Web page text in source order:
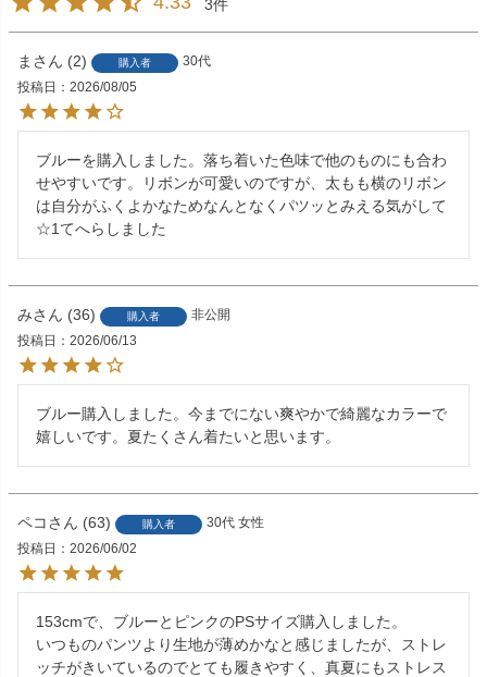
3
ま 2 購入者
30代
投稿日
2026/08/05
ブルーを購入しました。落ち着いた色味で他のものにも合わ
せやすいです。リボンが可愛いのですが、太もも横のリボン
は自分がふくよかなためなんとなくパツッとみえる気がして
☆1てへらしました
み 36 購入者
非公開
投稿日
2026/06/13
ブルー購入しました。今までにない爽やかで綺麗なカラーで
嬉しいです。夏たくさん着たいと思います。
ペコ 63 購入者 30代 女性
投稿日
2026/06/02
153cmで、ブルーとピンクのPSサイズ購入しました。
いつものパンツより生地が薄めかなと感じましたが、ストレ
ッチがきいているのでとても履きやすく、真夏にもストレス